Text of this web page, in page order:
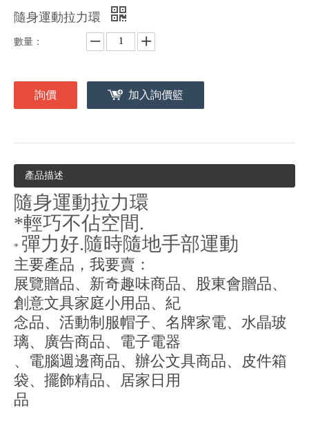
隨身運動拉力環
數量：
詢價 加入詢價籃
產品描述
隨身運動拉力環
*輕巧不佔空間.
* 彈力好.隨時隨地手部運動
主要產品，我要賣：
展覽贈品、新奇趣味商品、股東會贈品、
創意文具家庭小用品、紀
念品、活動制服帽子、名牌家電、水晶玻
璃、廣告商品、電子電器
、電腦週邊商品、辦公文具商品、皮件箱
袋、擺飾精品、居家日用
品